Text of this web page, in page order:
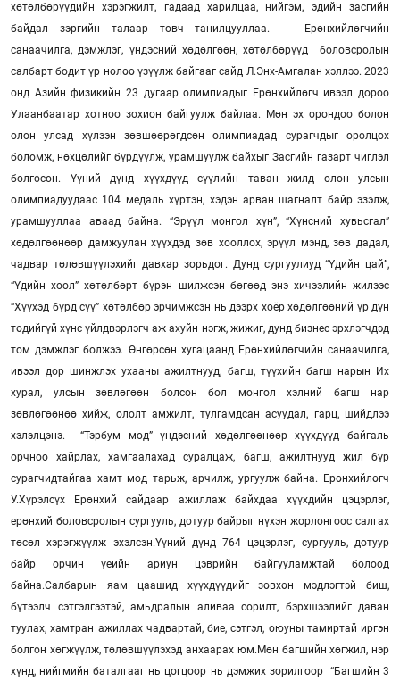
хөтөлбөрүүдийн хэрэгжилт, гадаад харилцаа, нийгэм, эдийн засгийн
байдал зэргийн талаар товч танилцууллаа.
Ерөнхийлөгчийн
санаачилга, дэмжлэг, үндэсний хөдөлгөөн, хөтөлбөрүүд боловсролын
салбарт бодит үр нөлөө үзүүлж байгааг сайд Л.Энх-Амгалан хэллээ. 2023
онд Азийн физикийн 23 дугаар олимпиадыг Ерөнхийлөгч ивээл дороо
Улаанбаатар хотноо зохион байгуулж байлаа. Мөн эх орондоо болон
олон улсад хүлээн зөвшөөрөгдсөн олимпиадад сурагчдыг оролцох
боломж, нөхцөлийг бүрдүүлж, урамшуулж байхыг Засгийн газарт чиглэл
болгосон. Үүний дүнд хүүхдүүд сүүлийн таван жилд олон улсын
олимпиадуудаас 104 медаль хүртэн, хэдэн арван шагналт байр эзэлж,
урамшууллаа аваад байна. “Эрүүл монгол хүн”, “Хүнсний хувьсгал”
хөдөлгөөнөөр дамжуулан хүүхдэд зөв хооллох, эрүүл мэнд, зөв дадал,
чадвар төлөвшүүлэхийг давхар зорьдог. Дунд сургуулиуд “Үдийн цай”,
“Үдийн хоол” хөтөлбөрт бүрэн шилжсэн бөгөөд энэ хичээлийн жилээс
“Хүүхэд бүрд сүү” хөтөлбөр эрчимжсэн нь дээрх хоёр хөдөлгөөний үр дүн
төдийгүй хүнс үйлдвэрлэгч аж ахуйн нэгж, жижиг, дунд бизнес эрхлэгчдэд
том дэмжлэг болжээ. Өнгөрсөн хугацаанд Ерөнхийлөгчийн санаачилга,
ивээл дор шинжлэх ухааны ажилтнууд, багш, түүхийн багш нарын Их
хурал, улсын зөвлөгөөн болсон бол монгол хэлний багш нар
зөвлөгөөнөө хийж, ололт амжилт, тулгамдсан асуудал, гарц, шийдлээ
хэлэлцэнэ. “Тэрбум мод” үндэсний хөдөлгөөнөөр хүүхдүүд байгаль
орчноо хайрлах, хамгаалахад суралцаж, багш, ажилтнууд жил бүр
сурагчидтайгаа хамт мод тарьж, арчилж, ургуулж байна. Ерөнхийлөгч
У.Хүрэлсүх Ерөнхий сайдаар ажиллаж байхдаа хүүхдийн цэцэрлэг,
ерөнхий боловсролын сургууль, дотуур байрыг нүхэн жорлонгоос салгах
төсөл хэрэгжүүлж эхэлсэн.Үүний дүнд 764 цэцэрлэг, сургууль, дотуур
байр орчин үеийн ариун цэврийн байгууламжтай болоод
байна.Салбарын яам цаашид хүүхдүүдийг зөвхөн мэдлэгтэй биш,
бүтээлч сэтгэлгээтэй, амьдралын аливаа сорилт, бэрхшээлийг даван
туулах, хамтран ажиллах чадвартай, бие, сэтгэл, оюуны тамиртай иргэн
болгон хөгжүүлж, төлөвшүүлэхэд анхаарах юм.Мөн багшийн хөгжил, нэр
хүнд, нийгмийн баталгааг нь цогцоор нь дэмжих зорилгоор “Багшийн 3